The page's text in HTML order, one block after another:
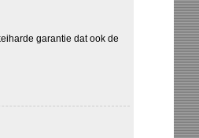
garantie dat ook de